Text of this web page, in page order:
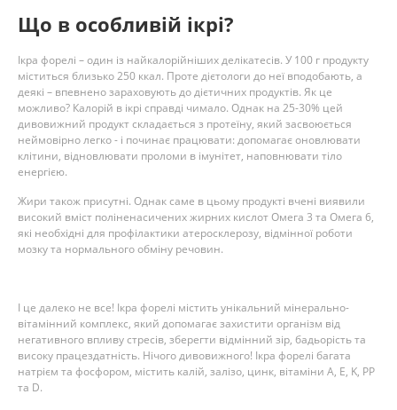
Що в особливій ікрі?
Ікра форелі – один із найкалорійніших делікатесів. У 100 г продукту
міститься близько 250 ккал. Проте дієтологи до неї вподобають, а
деякі – впевнено зараховують до дієтичних продуктів. Як це
можливо? Калорій в ікрі справді чимало. Однак на 25-30% цей
дивовижний продукт складається з протеїну, який засвоюється
неймовірно легко - і починає працювати: допомагає оновлювати
клітини, відновлювати проломи в імунітет, наповнювати тіло
енергією.
Жири також присутні. Однак саме в цьому продукті вчені виявили
високий вміст поліненасичених жирних кислот Омега 3 та Омега 6,
які необхідні для профілактики атеросклерозу, відмінної роботи
мозку та нормального обміну речовин.
І це далеко не все! Ікра форелі містить унікальний мінерально-
вітамінний комплекс, який допомагає захистити організм від
негативного впливу стресів, зберегти відмінний зір, бадьорість та
високу працездатність. Нічого дивовижного! Ікра форелі багата
натрієм та фосфором, містить калій, залізо, цинк, вітаміни A, E, K, PP
та D.